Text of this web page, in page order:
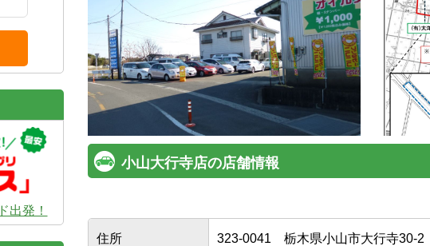
小山大行寺店の店舗情報
住所 323-0041 栃木県小山市大行寺30-2
出発！